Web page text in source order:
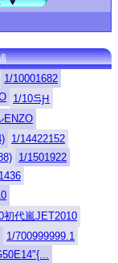
1/10001682
1/10⥹Ԩ
ENZO
1/14422152
1/1501922
初代嵐JET2010
1/700999999.1